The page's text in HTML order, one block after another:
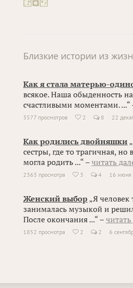
Близкие истории из
Как я стала матерью-
всякое. Наша обыденность
счастливыми моментами. ...“
3577 просмотров  2 8 22
Как родились двойняшки
сестры, где то трагичная, но
могла родить ...“ – читать
2363 просмотра  3 4 16 июня
Женский выбор „Я человек
занималась музыкой и
После окончания ...“ – читать
1852 просмотра  2 2 6